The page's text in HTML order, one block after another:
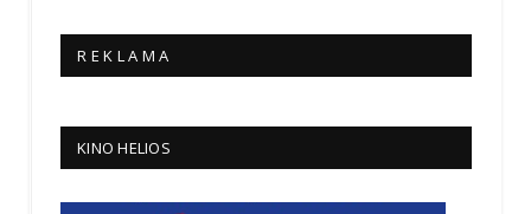
R E K L A M A
KINO HELIOS